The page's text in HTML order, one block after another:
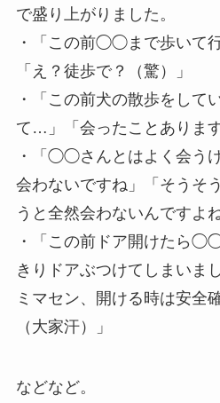
で盛り上がりました。
・「この前◯◯まで歩いて
「え？徒歩で？（驚）」
・「この前犬の散歩をし
て…」「会ったことありま
・「◯◯さんとはよく会う
会わないですね」「そうそ
うと全然会わないんですよね
・「この前ドア開けたら
きりドアぶつけてしまいま
ミマセン、開ける時は安全
（大家汗）」
などなど。